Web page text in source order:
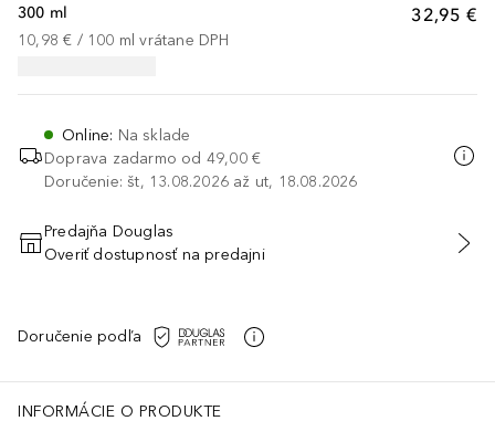
32,95 €
300 ml
10,98 € / 100 ml vrátane DPH
Online: Na sklade
Doprava zadarmo od 49,00 €
Doručenie: št, 13.08.2026 až ut, 18.08.2026
PRIDAŤ DO KOŠÍKA
Predajňa Douglas
Overiť dostupnosť na predajni
Doručenie podľa
INFORMÁCIE O PRODUKTE